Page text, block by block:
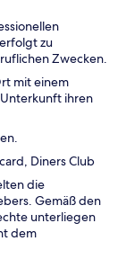
zu
Zwecken.
mit einem
ihren
Diners Club
die
Gemäß den
unterliegen
dem